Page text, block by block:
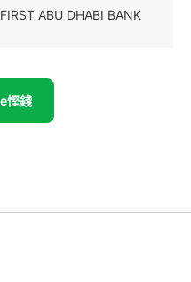
ABU DHABI BANK
慳錢